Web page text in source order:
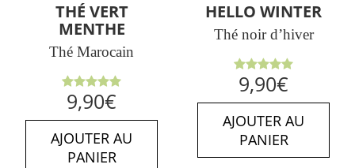
THÉ VERT
MENTHE
Thé Marocain
Note5.00
sur 5
9,90€
AJOUTER AU
PANIER
HELLO WINTER
Thé noir d’hiver
Note5.00
sur 5
9,90€
AJOUTER AU
PANIER